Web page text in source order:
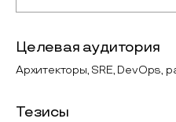
Целевая аудитория
Архитекторы, SRE, DevOps,
Тезисы